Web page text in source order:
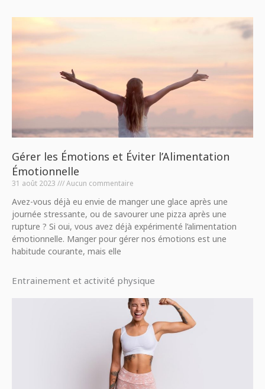
Gérer les Émotions et Éviter l’Alimentation
Émotionnelle
31 août 2023 Aucun commentaire
Avez-vous déjà eu envie de manger une glace après une
journée stressante, ou de savourer une pizza après une
rupture ? Si oui, vous avez déjà expérimenté l’alimentation
émotionnelle. Manger pour gérer nos émotions est une
habitude courante, mais elle
Entrainement et activité physique